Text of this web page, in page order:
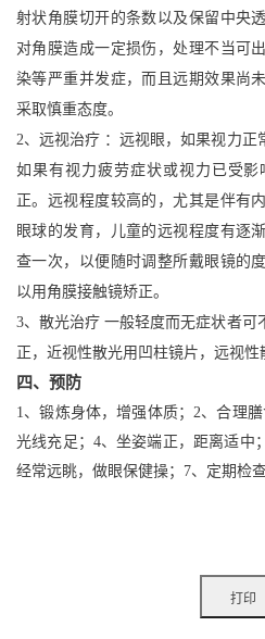
射状角膜切开的条数以及保留中央
对角膜造成一定损伤，处理不当可
染等严重并发症，而且远期效果尚
采取慎重态度。
2、远视治疗 ：远视眼，如果视力正
如果有视力疲劳症状或视力已受
正。远视程度较高的，尤其是伴有
眼球的发育，儿童的远视程度有逐
查一次，以便随时调整所戴眼镜的
以用角膜接触镜矫正。
3、散光治疗 一般轻度而无症状者可
正，近视性散光用凹柱镜片，远视性
四、预防
1、锻炼身体，增强体质；2、合理
光线充足；4、坐姿端正，距离适中
经常远眺，做眼保健操；7、定期检